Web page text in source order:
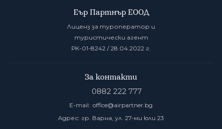
Еър Партнър ЕООД
Лиценз за туроператор и
туристически агент
РК-01-8242 / 28.04.2022 г.
За контакти
0882 222 777
E-mail: office@airpartner.bg
Адрес: гр. Варна, ул. 27-ми юли 23